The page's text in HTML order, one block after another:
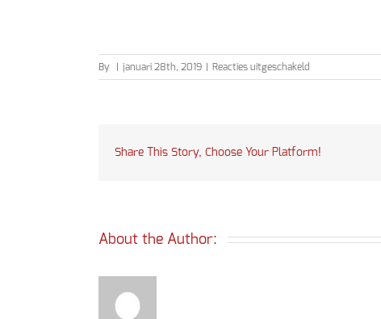
By januari 28th, 2019 Reacties uitgeschakeld
Dorpsfeest
Share This Story, Choose Your Platform!
About the Author: